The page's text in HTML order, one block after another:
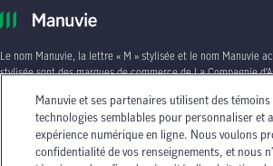
Le nom Manuvie, la lettre « M »stylisée et le nom Manuvie
stylisée sont des marques de commerce de La Compagnie
Manufacturers, 2026. Tous droits réservés. Manuvie,P.O.
Waterloo (Ontario)N2J 4B8.
Les circonstances individuelles peuvent varier. Vous pouvez
Manuvie et ses partenaires utilisent des
technologies semblables pour personnaliser et
expérience numérique en ligne. Nous voulons
confidentialité de vos renseignements, et nous